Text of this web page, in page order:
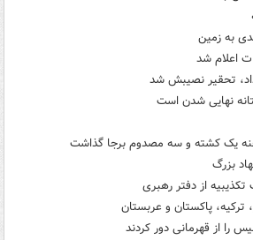
به زمین
اعلام شد
تحقیر نصیبش شد
نهایی شدن است
تکذیبیه از دفتر رهبری
پاکستان و عربستان
را از قهرمانی دور کردند